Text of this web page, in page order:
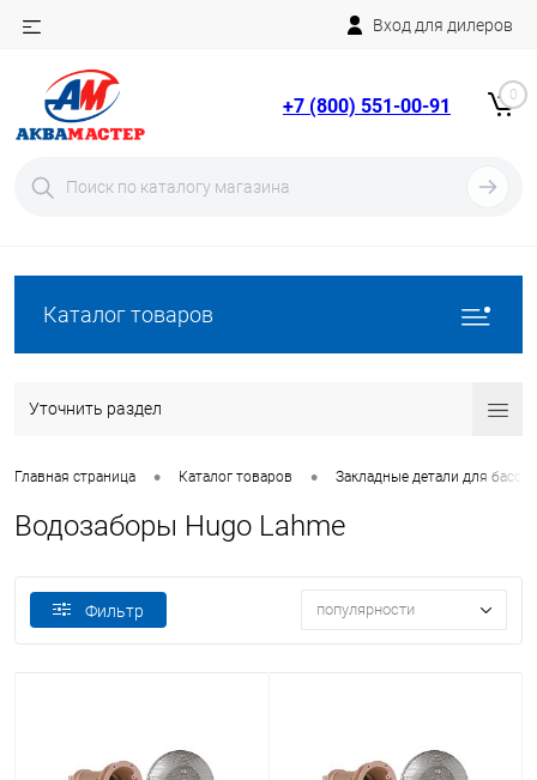
Вход для дилеров
+7 (800) 551-00-91 0
Каталог товаров
Уточнить раздел
Главная страница • Каталог товаров • Закладные детали для
Водозаборы Hugo Lahme
Фильтр популярности